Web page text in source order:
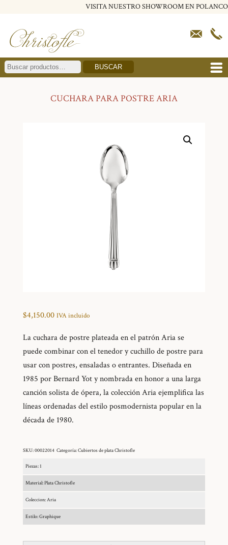
VISITA NUESTRO SHOWROOM EN POLANCO
BUSCAR
CUCHARA PARA POSTRE ARIA
$4,150.00 IVA incluido
La cuchara de postre plateada en el patrón Aria se
puede combinar con el tenedor y cuchillo de postre para
usar con postres, ensaladas o entrantes. Diseñada en
1985 por Bernard Yot y nombrada en honor a una larga
canción solista de ópera, la colección Aria ejemplifica las
líneas ordenadas del estilo posmodernista popular en la
década de 1980.
SKU:00022014 Categoría:Cubiertos de plata Christofle
Piezas: 1
Material: Plata Christofle
Coleccion: Aria
Estilo: Graphique